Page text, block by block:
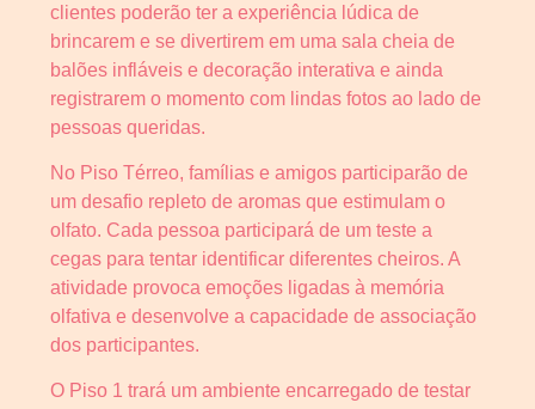
clientes poderão ter a experiência lúdica de
brincarem e se divertirem em uma sala cheia de
balões infláveis e decoração interativa e ainda
registrarem o momento com lindas fotos ao lado de
pessoas queridas.
No Piso Térreo, famílias e amigos participarão de
um desafio repleto de aromas que estimulam o
olfato. Cada pessoa participará de um teste a
cegas para tentar identificar diferentes cheiros. A
atividade provoca emoções ligadas à memória
olfativa e desenvolve a capacidade de associação
dos participantes.
O Piso 1 trará um ambiente encarregado de testar